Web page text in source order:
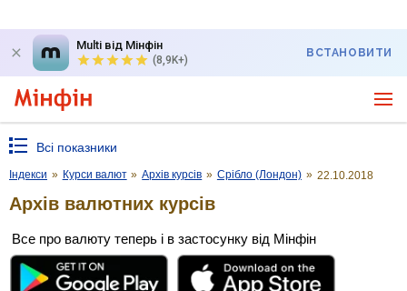
Multi від Мінфін
(8,9K+)
ВСТАНОВИТИ
Всі показники
Індекси » Курси валют » Архів курсів » Срібло (Лондон) » 22.10.2018
Архів валютних курсів
Все про валюту теперь і в застосунку від Мінфін